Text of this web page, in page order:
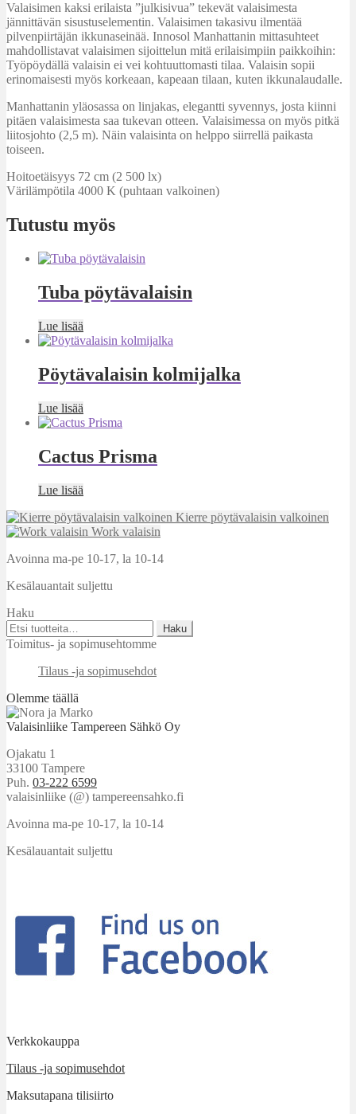
Valaisimen kaksi erilaista ”julkisivua” tekevät valaisimesta
jännittävän sisustuselementin. Valaisimen takasivu ilmentää
pilvenpiirtäjän ikkunaseinää. Innosol Manhattanin mittasuhteet
mahdollistavat valaisimen sijoittelun mitä erilaisimpiin paikkoihin:
Työpöydällä valaisin ei vei kohtuuttomasti tilaa. Valaisin sopii
erinomaisesti myös korkeaan, kapeaan tilaan, kuten ikkunalaudalle.
Manhattanin yläosassa on linjakas, elegantti syvennys, josta kiinni
pitäen valaisimesta saa tukevan otteen. Valaisimessa on myös pitkä
liitosjohto (2,5 m). Näin valaisinta on helppo siirrellä paikasta
toiseen.
Hoitoetäisyys 72 cm (2 500 lx)
Värilämpötila 4000 K (puhtaan valkoinen)
Tutustu myös
Tuba pöytävalaisin
Lue lisää
Pöytävalaisin kolmijalka
Lue lisää
Cactus Prisma
Lue lisää
Kierre pöytävalaisin valkoinen
Work valaisin
Avoinna ma-pe 10-17, la 10-14
Kesälauantait suljettu
Haku
Etsi:
Haku
Toimitus- ja sopimusehtomme
Tilaus -ja sopimusehdot
Olemme täällä
Valaisinliike Tampereen Sähkö Oy
Ojakatu 1
33100 Tampere
Puh. 03-222 6599
valaisinliike (@) tampereensahko.fi
Avoinna ma-pe 10-17, la 10-14
Kesälauantait suljettu
Verkkokauppa
Tilaus -ja sopimusehdot
Maksutapana tilisiirto